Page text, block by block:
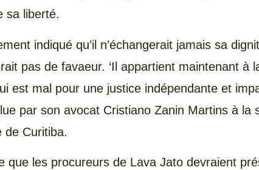
sa liberté.
indiqué qu’il n’échangerait jamais sa
pas de favaeur. ‘Il appartient maintenant à
est mal pour une justice indépendante et
par son avocat Cristiano Zanin Martins à la
de Curitiba.
que les procureurs de Lava Jato devraient